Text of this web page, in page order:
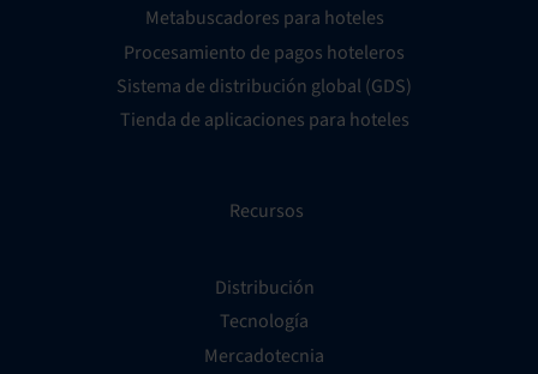
Metabuscadores para hoteles
Procesamiento de pagos hoteleros
Sistema de distribución global (GDS)
Tienda de aplicaciones para hoteles
Recursos
Distribución
Tecnología
Mercadotecnia